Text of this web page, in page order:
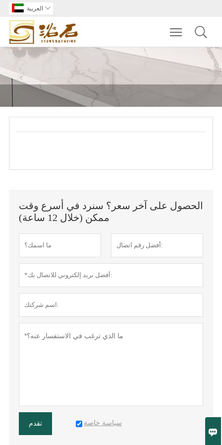

العربية 
Toggle
الحصول على آخر سعر؟ سنرد في أسرع وقت
ممكن (خلال 12 ساعة)
تقدم سياسة خاصة